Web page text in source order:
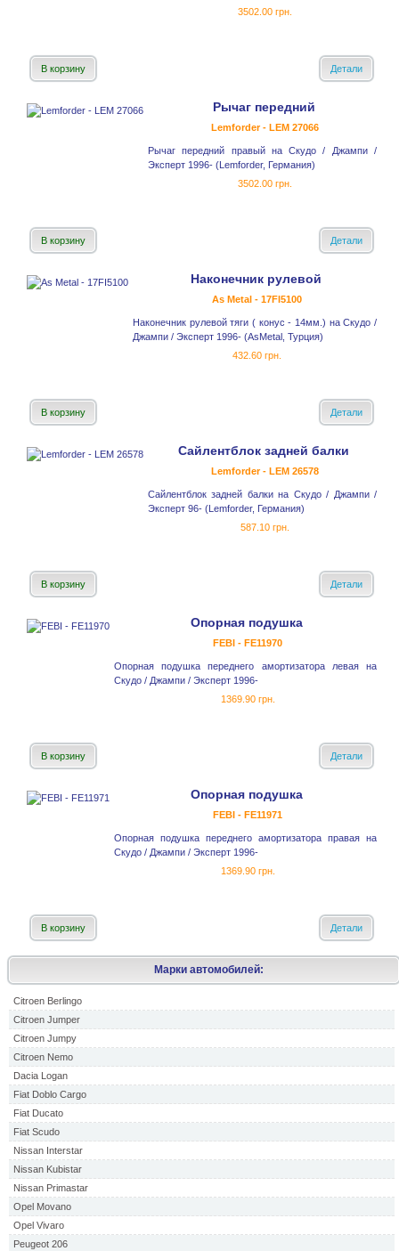
Марки автомобилей:
Citroen Berlingo
Citroen Jumper
Citroen Jumpy
Citroen Nemo
Dacia Logan
Fiat Doblo Cargo
Fiat Ducato
Fiat Scudo
Nissan Interstar
Nissan Kubistar
Nissan Primastar
Opel Movano
Opel Vivaro
Peugeot 206
3502.00 грн.
В корзину Детали
Рычаг передний
Lemforder - LEM 27066
Рычаг передний правый на Скудо / Джампи /
Эксперт 1996- (Lemforder, Германия)
3502.00 грн.
В корзину Детали
Наконечник рулевой
As Metal - 17FI5100
Наконечник рулевой тяги ( конус - 14мм.) на Скудо /
Джампи / Эксперт 1996- (AsMetal, Турция)
432.60 грн.
В корзину Детали
Сайлентблок задней балки
Lemforder - LEM 26578
Сайлентблок задней балки на Скудо / Джампи /
Эксперт 96- (Lemforder, Германия)
587.10 грн.
В корзину Детали
Опорная подушка
FEBI - FE11970
Опорная подушка переднего амортизатора левая на
Скудо / Джампи / Эксперт 1996-
1369.90 грн.
В корзину Детали
Опорная подушка
FEBI - FE11971
Опорная подушка переднего амортизатора правая на
Скудо / Джампи / Эксперт 1996-
1369.90 грн.
В корзину Детали